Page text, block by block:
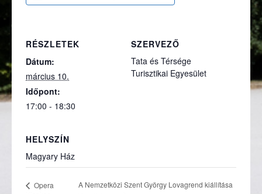
RÉSZLETEK
Dátum:
március 10.
Időpont:
17:00 - 18:30
SZERVEZŐ
Tata és Térsége
Turisztikai Egyesület
HELYSZÍN
Magyary Ház
Opera
A Nemzetközi Szent György Lovagrend kiállítása